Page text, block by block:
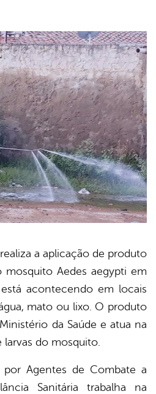
a aplicação de produto
Aedes aegypti em
acontecendo em locais
mato ou lixo. O produto
da Saúde e atua na
do mosquito.
por Agentes de Combate a
Sanitária trabalha na